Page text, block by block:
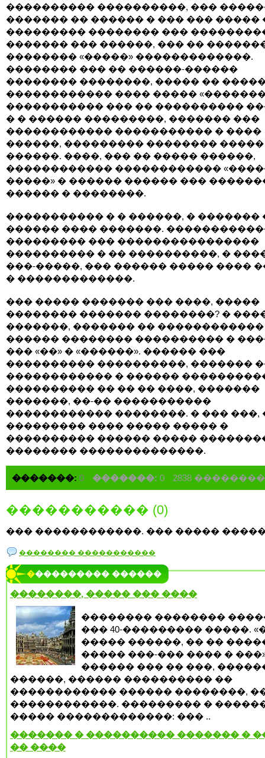
���������� ����������, ���
������� �� ������ � ��� ��� �����
��������� �������� ���
������� ��� ������, ��� ��
�������� «�����» �������������.
�������� ��� �� ������-������
�������� ��������, ����� ��
������������ ���� �����
����������� ��� �� ����������
� � ������ ���������, ������� ���
������������ ����������� � ����
������, ��������� �������� �����
������. ����, ��� �� ����� ������,
������������ ������������
�����» � ������ ������ ���
������ � ��������.
����������� � � ������, � �������
������ ���� �������.
��������� ��� ����������������
���������� � �� ����������, �
���-�����, ��� ������ ����� ����
� �������������.
��� ����� ������� ��� ����, �����
�������� ������� ��������? �
�������, ������� �� ������������
������ �������� ���������� �
��� «��» � «������». ������ ���
���������� ����������, �������
������������ � ������
���������� �� �� �� ����, �������
�������, ��-�� �����������
������������ ��������. � ��� ���,
��������� ���� ����� ����� �
���������� ������ �����
�������� ��������������.
�������: 0 �������: 0 2838
����������� (0)
��� ������������. ��� �����
�������� �����������
���������� ������
��������, ����� ��� ����
�������� ��������
��� 40-��������� �����.
����� ������, �� ��
����� ���-��� ���� �
������ ��� �� ���,
������, ������ ���������� ��
������������ ������ ��������,
������������. ��������� �
����� �������������: ��� ..
������� � ���������� ������� �
�� ����